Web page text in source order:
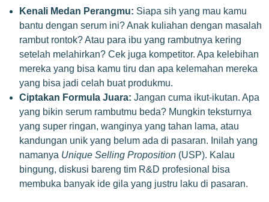
Kenali Medan Perangmu: Siapa sih yang mau kamu
bantu dengan serum ini? Anak kuliahan dengan masalah
rambut rontok? Atau para ibu yang rambutnya kering
setelah melahirkan? Cek juga kompetitor. Apa kelebihan
mereka yang bisa kamu tiru dan apa kelemahan mereka
yang bisa jadi celah buat produkmu.
Ciptakan Formula Juara: Jangan cuma ikut-ikutan. Apa
yang bikin serum rambutmu beda? Mungkin teksturnya
yang super ringan, wanginya yang tahan lama, atau
kandungan unik yang belum ada di pasaran. Inilah yang
namanya Unique Selling Proposition (USP). Kalau
bingung, diskusi bareng tim R&D profesional bisa
membuka banyak ide gila yang justru laku di pasaran.